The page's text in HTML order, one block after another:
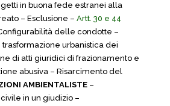
in buona fede estranei alla
– Esclusione – Artt. 30 e 44
delle condotte –
urbanistica dei
di atti giuridici di frazionamento e
abusiva – Risarcimento del
AMBIENTALISTE –
in un giudizio –